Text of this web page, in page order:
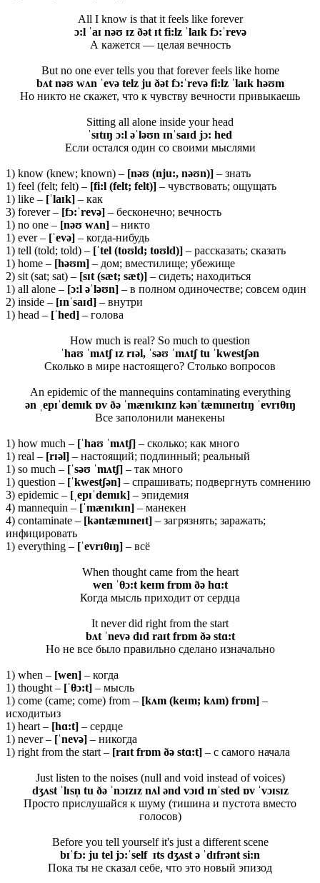
All I know is that it feels like forever
ɔ:l ˈaɪ nəʊ ɪz ðət ɪt fi:lz ˈlaɪk fɔ:ˈrevə
А кажется — целая вечность
But no one ever tells you that forever feels like home
bʌt nəʊ wʌn ˈevə telz ju ðət fɔ:ˈrevə fi:lz ˈlaɪk həʊm
Но никто не скажет, что к чувству вечности привыкаешь
Sitting all alone inside your head
ˈsɪtɪŋ ɔ:l əˈləʊn ɪnˈsaɪd jɔ: hed
Если остался один со своими мыслями
1) know (knew; known) – [nəʊ (nju:, nəʊn)] – знать
1) feel (felt; felt) – [fi:l (felt; felt)] – чувствовать; ощущать
1) like – [ˈlaɪk] – как
3) forever – [fɔ:ˈrevə] – бесконечно; вечность
1) no one – [nəʊ wʌn] – никто
1) ever – [ˈevə] – когда-нибудь
1) tell (told; told) – [ˈtel (toʊld; toʊld)] – рассказать; сказать
1) home – [həʊm] – дом; вместилище; убежище
2) sit (sat; sat) – [sɪt (sæt; sæt)] – сидеть; находиться
1) all alone – [ɔ:l əˈləʊn] – в полном одиночестве; совсем один
2) inside – [ɪnˈsaɪd] – внутри
1) head – [ˈhed] – голова
How much is real? So much to question
ˈhaʊ ˈmʌtʃ ɪz rɪəl, ˈsəʊ ˈmʌtʃ tu ˈkwestʃən
Сколько в мире настоящего? Столько вопросов
An epidemic of the mannequins contaminating everything
ən ˌepɪˈdemɪk ɒv ðə ˈmænɪkɪnz kənˈtæmɪneɪtɪŋ ˈevrɪθɪŋ
Все заполонили манекены
1) how much – [ˈhaʊ ˈmʌtʃ] – сколько; как много
1) real – [rɪəl] – настоящий; подлинный; реальный
1) so much – [ˈsəʊ ˈmʌtʃ] – так много
1) question – [ˈkwestʃən] – спрашивать; подвергнуть сомнению
3) epidemic – [ˌ epɪˈdemɪk] – эпидемия
4) mannequin – [ˈmænɪkɪn] – манекен
4) contaminate – [kəntæmɪneɪt] – загрязнять; заражать;
инфицировать
1) everything – [ˈevrɪθɪŋ] – всё
When thought came from the heart
wen ˈθɔ:t keɪm frɒm ðə hɑ:t
Когда мысль приходит от сердца
It never did right from the start
bʌt ˈnevə dɪd raɪt frɒm ðə stɑ:t
Но не все было правильно сделано изначально
1) when – [wen] – когда
1) thought – [ˈθɔ:t] – мысль
1) come (came; come) from – [kʌm (keɪm; kʌm) frɒm] –
исходитьиз
1) heart – [hɑ:t] – сердце
1) never – [ˈnevə] – никогда
1) right from the start – [raɪt frɒm ðə stɑ:t] – с самого начала
Just listen to the noises (null and void instead of voices)
dʒʌst ˈlɪsn̩ tu ðə ˈnɔɪzɪz nʌl ənd vɔɪd ɪnˈsted ɒv ˈvɔɪsɪz
Просто прислушайся к шуму (тишина и пустота вместо
голосов)
Before you tell yourself it's just a different scene
bɪˈfɔ: ju tel jɔ:ˈself ɪts dʒʌst ə ˈdɪfrənt si:n
Пока ты не сказал себе, что это новый эпизод